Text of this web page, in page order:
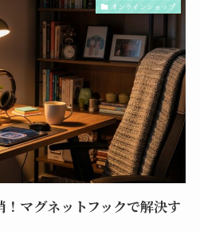
オンラインショップ
マグネットフックで解決す